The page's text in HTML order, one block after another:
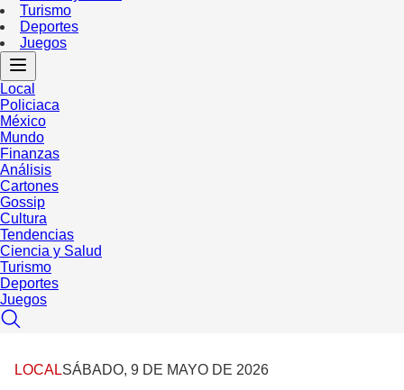
Turismo
Deportes
Juegos
Local
Policiaca
México
Mundo
Finanzas
Análisis
Cartones
Gossip
Cultura
Tendencias
Ciencia y Salud
Turismo
Deportes
Juegos
LOCALSÁBADO, 9 DE MAYO DE 2026